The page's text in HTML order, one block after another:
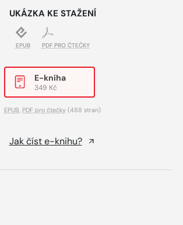
UKÁZKA KE STAŽENÍ
EPUB PDF PRO ČTEČKY
E-kniha
349 Kč
EPUB, PDF pro čtečky (488 stran)
Jak číst e-knihu?